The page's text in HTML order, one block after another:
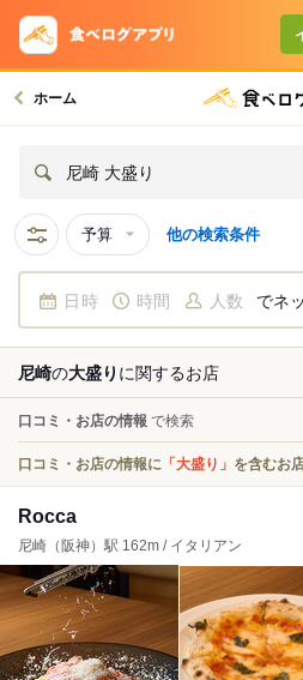
ホーム
尼崎 大盛り
予算 他の検索条件
日時 時間 人数 でネ
尼崎の大盛り に関するお店
口コミ・お店の情報 で検索
口コミ・お店の情報に 「大盛り」 を含むお
Rocca
尼崎（阪神）駅 162m / イタリアン